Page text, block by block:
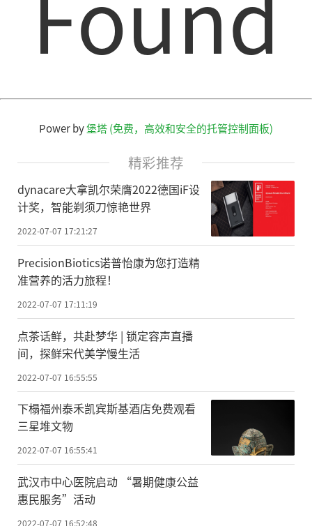
Power by堡塔 (免费，高效和安全的托管控制面板)
精彩推荐
dynacare大拿凯尔荣膺2022德国iF设
计奖，智能剃须刀惊艳世界
2022-07-07 17:21:27
PrecisionBiotics诺普怡康为您打造精
准营养的活力旅程！
2022-07-07 17:11:19
点茶话鲜，共赴梦华 | 锁定容声直播
间，探鲜宋代美学慢生活
2022-07-07 16:55:55
下榻福州泰禾凯宾斯基酒店免费观看
三星堆文物
2022-07-07 16:55:41
武汉市中心医院启动 “暑期健康公益
惠民服务”活动
2022-07-07 16:52:48